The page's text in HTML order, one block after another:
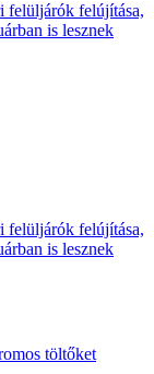
felüljárók felújítása,
is lesznek
felüljárók felújítása,
is lesznek
töltőket